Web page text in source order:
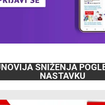
SNIŽENJA
NASTAVKU